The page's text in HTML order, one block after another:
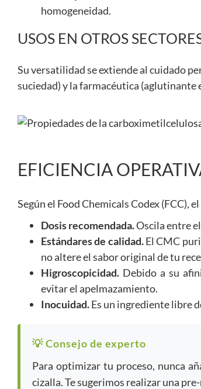
homogeneidad.
USOS EN OTROS
Su versatilidad se extiende al cuidado
suciedad) y la farmacéutica (aglutinante
EFICIENCIA
Según el Food Chemicals Codex (FCC),
Dosis recomendada.Oscila entre
Estándares de calidad.El CMC
no altere el sabor original de tu
Higroscopicidad. Debido a su
evitar el apelmazamiento.
Inocuidad.Es un ingrediente libre
💡 Consejo de experto
Para optimizar tu proceso, nunca
cizalla. Te sugerimos realizar una